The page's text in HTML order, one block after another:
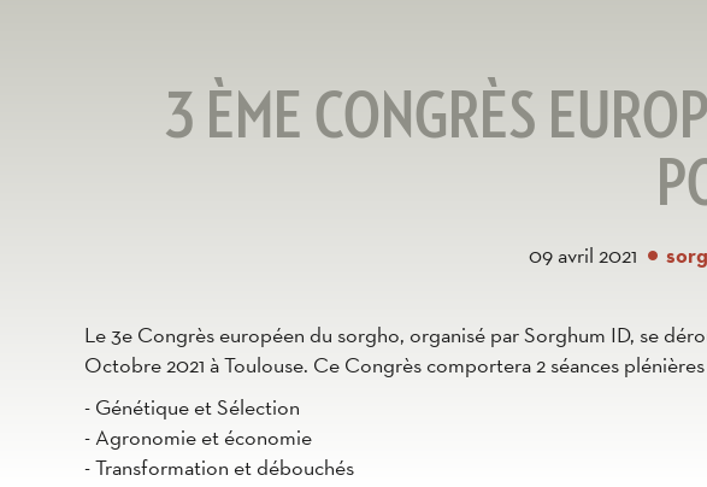
3 ÈME CONGRÈS
09 avril 2021
Le 3e Congrès européen du sorgho, organisé par Sorghum ID, se
Octobre 2021 à Toulouse. Ce Congrès comportera 2 séances
- Génétique et Sélection
- Agronomie et économie
- Transformation et débouchés